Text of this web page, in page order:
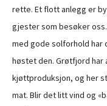
rette. Et flott anlegg er
gjester som besøker
med gode solforhold har
høstet den. Grøtfjord har
kjøttproduksjon, og her
mat. Blir det litt vind og